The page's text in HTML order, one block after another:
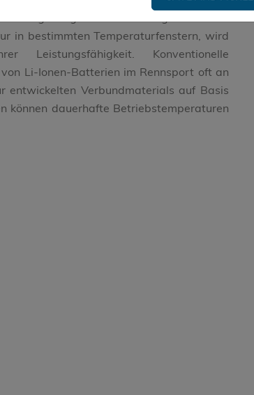
Wärmemanagement. Eine
in bestimmten Temperaturfenstern, wird
Konventionelle
Li-Ionen-Batterien im Rennsport oft an
entwickelten Verbundmaterials auf Basis
können dauerhafte Betriebstemperaturen